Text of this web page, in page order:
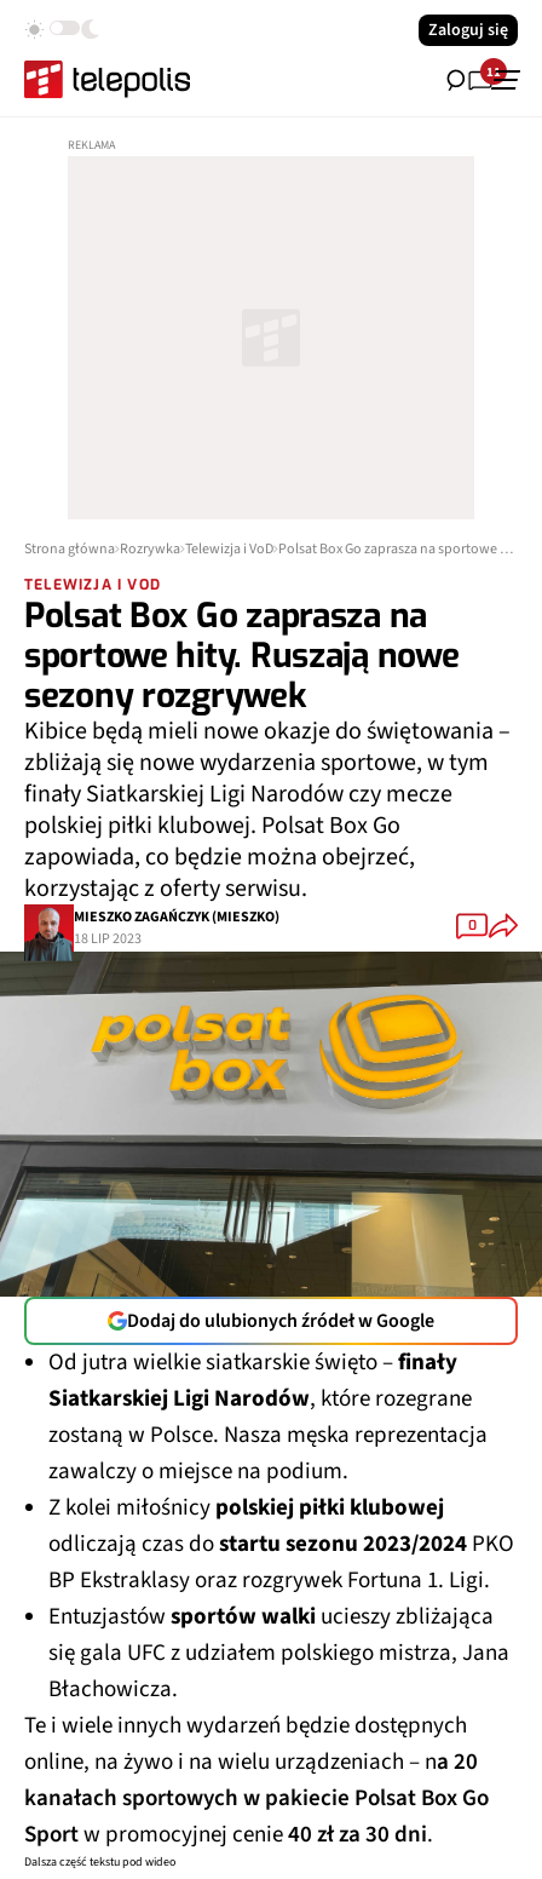
Zaloguj się
11
Strona główna Rozrywka Telewizja i VoD Polsat Box Go zaprasza na sportowe hity. Ruszają nowe sezony rozgrywek
TELEWIZJA I VOD
Polsat Box Go zaprasza na
sportowe hity. Ruszają nowe
sezony rozgrywek
Kibice będą mieli nowe okazje do świętowania –
zbliżają się nowe wydarzenia sportowe, w tym
finały Siatkarskiej Ligi Narodów czy mecze
polskiej piłki klubowej. Polsat Box Go
zapowiada, co będzie można obejrzeć,
korzystając z oferty serwisu.
MIESZKO ZAGAŃCZYK (MIESZKO)
18 LIP 2023
0
Dodaj do ulubionych źródeł w Google
Od jutra wielkie siatkarskie święto –finały
Siatkarskiej Ligi Narodów, które rozegrane
zostaną w Polsce. Nasza męska reprezentacja
zawalczy o miejsce na podium.
Z kolei miłośnicypolskiej piłki klubowej
odliczają czas dostartu sezonu 2023/2024PKO
BP Ekstraklasy oraz rozgrywek Fortuna 1. Ligi.
Entuzjastówsportów walkiucieszy zbliżająca
się gala UFC z udziałem polskiego mistrza, Jana
Błachowicza.
Te i wiele innych wydarzeń będzie dostępnych
online, na żywo i na wielu urządzeniach – na 20
kanałach sportowych w pakiecie Polsat Box Go
Sportw promocyjnej cenie40 zł za 30 dni.
Dalsza część tekstu pod wideo